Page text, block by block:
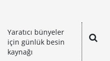
Yaratıcı bünyeler
için günlük besin
kaynağı